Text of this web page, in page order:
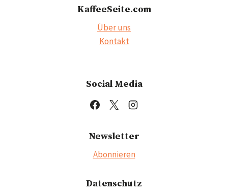
KaffeeSeite.com
Über uns
Kontakt
Social Media
Newsletter
Abonnieren
Datenschutz